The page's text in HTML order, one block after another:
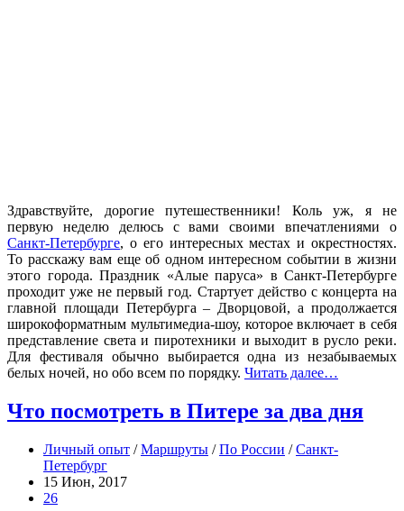
Здравствуйте, дорогие путешественники! Коль уж, я не
первую неделю делюсь с вами своими впечатлениями о
Санкт-Петербурге, о его интересных местах и окрестностях.
То расскажу вам еще об одном интересном событии в жизни
этого города. Праздник «Алые паруса» в Санкт-Петербурге
проходит уже не первый год. Стартует действо с концерта на
главной площади Петербурга – Дворцовой, а продолжается
широкоформатным мультимедиа-шоу, которое включает в себя
представление света и пиротехники и выходит в русло реки.
Для фестиваля обычно выбирается одна из незабываемых
белых ночей, но обо всем по порядку. Читать далее…
Что посмотреть в Питере за два дня
Личный опыт /Маршруты /По России /Санкт-
Петербург
15 Июн, 2017
26